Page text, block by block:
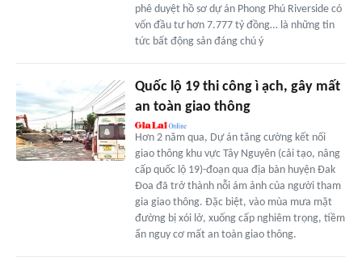
phê duyệt hồ sơ dự án Phong Phú Riverside có
vốn đầu tư hơn 7.777 tỷ đồng… là những tin
tức bất động sản đáng chú ý
Quốc lộ 19 thi công ì ạch, gây mất
an toàn giao thông
Hơn 2 năm qua, Dự án tăng cường kết nối
giao thông khu vực Tây Nguyên (cải tạo, nâng
cấp quốc lộ 19)-đoạn qua địa bàn huyện Đak
Đoa đã trở thành nỗi ám ảnh của người tham
gia giao thông. Đặc biệt, vào mùa mưa mặt
đường bị xói lở, xuống cấp nghiêm trọng, tiềm
ẩn nguy cơ mất an toàn giao thông.